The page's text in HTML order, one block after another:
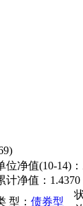
位净值(10-14)：
计净值： 1.4370
型： 债券型